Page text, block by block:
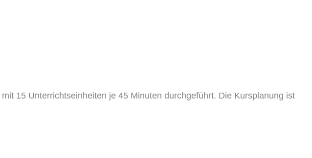
15 Unterrichtseinheiten je 45 Minuten durchgeführt. Die Kursplanung ist